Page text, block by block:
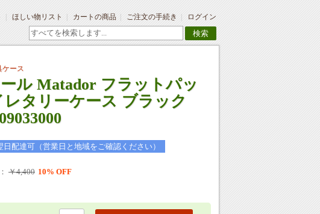
ほしい物リスト カートの商品 ご注文の手続き ログイン
検索
ケース
ル Matador フラットパッ
レタリーケース ブラック
日配達可（営業日と地域をご確認ください）
￥4,400 10% OFF